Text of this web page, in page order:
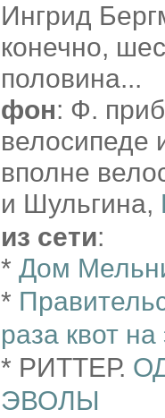
Ингрид
конечно,
половина...
фон: Ф.
велосипеде
вполне
и Шульгина,
из сети:
* Дом
*
раза квот
* РИТТЕР.
ЭВОЛЫ